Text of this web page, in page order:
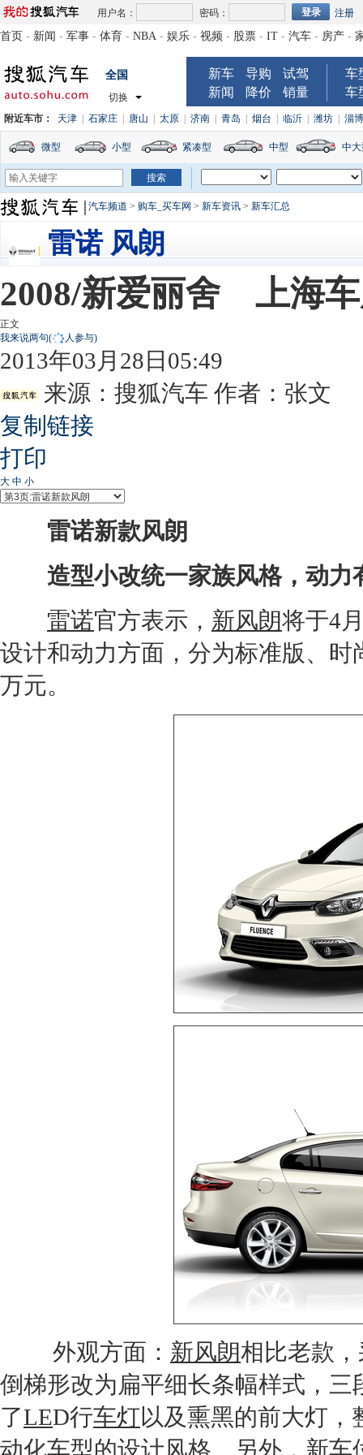
用户名： 密码： 注册
首页 - 新闻 - 军事 - 体育 - NBA - 娱乐 - 视频 - 股票 - IT - 汽车 - 房产 -
全国
切换
新车 导购
试驾
新闻
降价 销量
车
车
附近车市： 天津 石家庄 唐山 太原 济南 青岛 烟台 临沂 潍坊 淄博
微型 小型 紧凑型 中型 中
汽车频道 > 购车_买车网 > 新车资讯 > 新车汇总
雷诺 风朗
2008/新爱丽舍 上海
正文
我来说两句( 人参与)
2013年03月28日05:49
来源： 搜狐汽车 作者：张文
复制链接
打印
大 中 小
雷诺新款风朗
造型小改统一家族风格，动力
雷诺官方表示， 新风朗将于4
设计和动力方面，分为标准版、
万元。
外观方面： 新风朗相比老款
倒梯形改为扁平细长条幅样式，
了LED行车灯以及熏黑的前大灯
动化车型的设计风格。另外， 新车